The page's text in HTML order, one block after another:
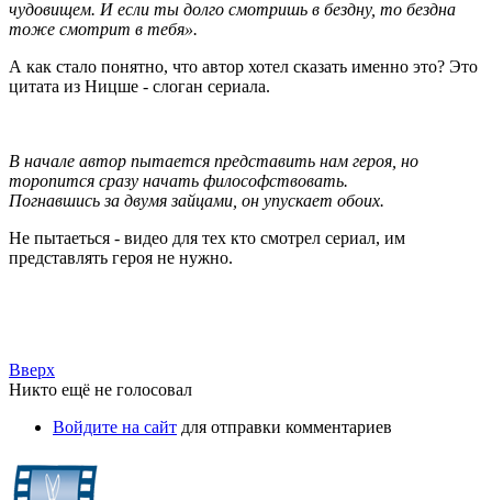
чудовищем. И если ты долго смотришь в бездну, то бездна
тоже смотрит в тебя».
А как стало понятно, что автор хотел сказать именно это? Это
цитата из Ницше - слоган сериала.
В начале автор пытается представить нам героя, но
торопится сразу начать философствовать.
Погнавшись за двумя зайцами, он упускает обоих.
Не пытаеться - видео для тех кто смотрел сериал, им
представлять героя не нужно.
Вверх
Никто ещё не голосовал
Войдите на сайт для отправки комментариев